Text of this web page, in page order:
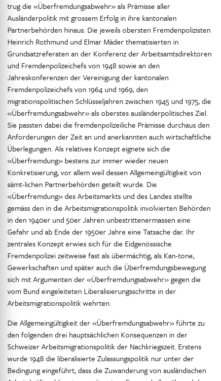
trug die «Überfremdungsabwehr» als Prämisse aller
Ausländerpolitik mit grossem Erfolg in ihre kantonalen
Partnerbehörden hinaus. Die jeweils obersten Fremdenpolizisten
Heinrich Rothmund und Elmar Mäder thematisierten in
Grundsatzreferaten an der Konferenz der Arbeitsamtsdirektoren
und Fremdenpolizeichefs von 1948 sowie an den
Jahreskonferenzen der Vereinigung der kantonalen
Fremdenpolizeichefs von 1964 und 1969, den
migrationspolitischen Schlüsseljahren zwischen 1945 und 1975, die
«Überfremdungsabwehr» als oberstes ausländerpolitisches Ziel.
Sie passten dabei die fremdenpolizeiliche Prämisse durchaus den
Anforderungen der Zeit an und anerkannten auch wirtschaftliche
Überlegungen. Als relatives Konzept eignete sich die
«Überfremdung» bestens zur immer wieder neuen
Konkretisierung, vor allem weil dessen Allgemeingültigkeit von
sämt-lichen Partnerbehörden geteilt wurde. Die
«Überfremdung» des Arbeitsmarkts und des Landes stellte
gemäss den in die Arbeitsmigrationspolitik involvierten Behörden
in den 1940er und 50er Jahren unbestrittenermassen eine
Gefahr und ab Ende der 1950er Jahre eine Tatsache dar. Ihr
zentrales Konzept erwies sich für die Eidgenössische
Fremdenpolizei zeitweise fast als übermächtig, als Kan-tone,
Gewerkschaften und später auch die Überfremdungsbewegung
sich mit Argumenten der «Überfremdungsabwehr» gegen die
vom Bund eingeleiteten Liberalisierungsschritte in der
Arbeitsmigrationspolitik wehrten.
Die Allgemeingültigkeit der «Überfremdungsabwehr» führte zu
den folgenden drei hauptsächlichen Konsequenzen in der
Schweizer Arbeitsmigrationspolitik der Nachkriegszeit. Erstens
wurde 1948 die liberalisierte Zulassungspolitik nur unter der
Bedingung eingeführt, dass die Zuwanderung von ausländischen